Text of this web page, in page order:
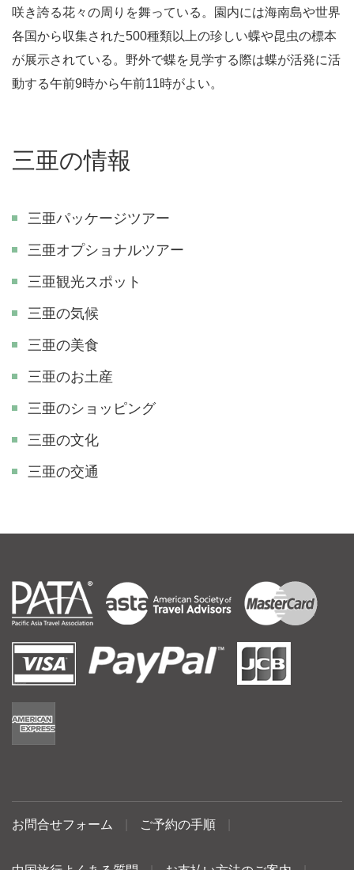
咲き誇る花々の周りを舞っている。園内には海南島や世界
各国から収集された500種類以上の珍しい蝶や昆虫の標本
が展示されている。野外で蝶を見学する際は蝶が活発に活
動する午前9時から午前11時がよい。
三亜の情報
三亜パッケージツアー
三亜オプショナルツアー
三亜観光スポット
三亜の気候
三亜の美食
三亜のお土産
三亜のショッピング
三亜の文化
三亜の交通
お問合せフォーム ご予約の手順